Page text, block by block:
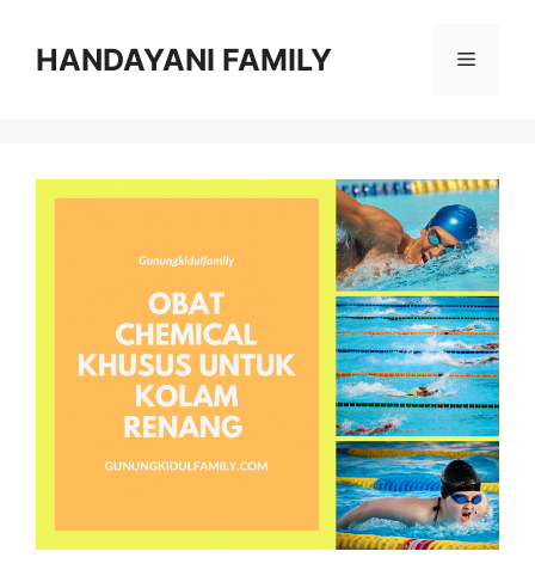
HANDAYANI FAMILY Menu